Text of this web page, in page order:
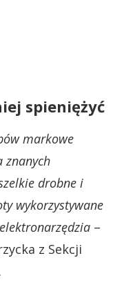
spieniężyć
markowe
znanych
drobne i
wykorzystywane
–
z Sekcji